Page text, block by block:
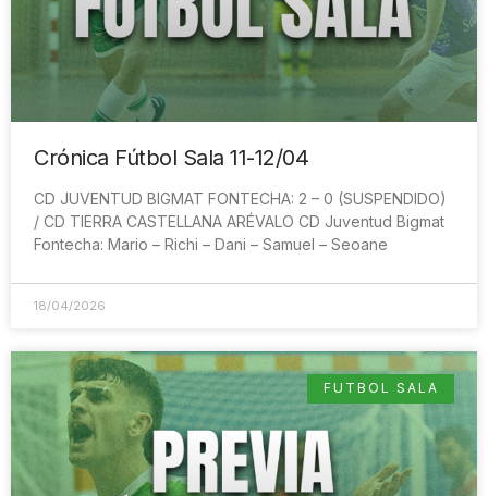
Crónica Fútbol Sala 11-12/04
CD JUVENTUD BIGMAT FONTECHA: 2 – 0 (SUSPENDIDO)
/ CD TIERRA CASTELLANA ARÉVALO CD Juventud Bigmat
Fontecha: Mario – Richi – Dani – Samuel – Seoane
18/04/2026
FUTBOL SALA